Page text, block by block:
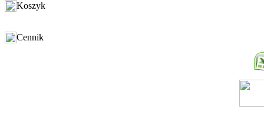
Koszyk
Cennik